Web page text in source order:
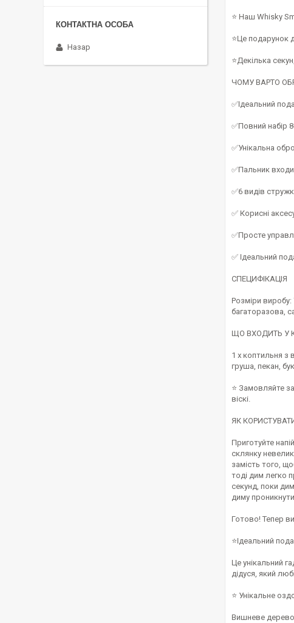
⭐ Наш Whisky
⭐Це подарунок
⭐Декілька
ЧОМУ ВАРТО
✅Ідеальний
✅Повний набір
✅Унікальна
✅Пальник
✅6 видів
✅ Корисні
✅Просте
✅ Ідеальний
СПЕЦИФІКАЦІЯ
Розміри
багаторазова,
ЩО ВХОДИТЬ У
1 x коптильня з
груша, пекан,
⭐ Замовляйте
віскі.
ЯК
Приготуйте
склянку
замість того,
тоді дим легко
секунд, поки
диму
Готово! Тепер
⭐Ідеальний
Це унікальний
дідуся, який
⭐ Унікальне
Вишневе дерево
Назар